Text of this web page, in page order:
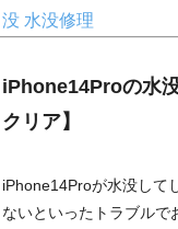
没 水没修理
iPhone14Proの水
クリア】
iPhone14Proが水没して
ないといったトラブルで